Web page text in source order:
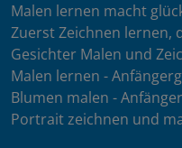
Malen lernen macht
Zuerst Zeichnen lernen,
Gesichter Malen und
Malen lernen -
Blumen malen -
Portrait zeichnen und